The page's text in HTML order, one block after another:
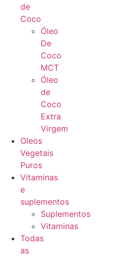
de
Coco
Óleo
De
Coco
MCT
Óleo
de
Coco
Extra
Virgem
Oleos
Vegetais
Puros
Vitaminas
e
suplementos
Suplementos
Vitaminas
Todas
as